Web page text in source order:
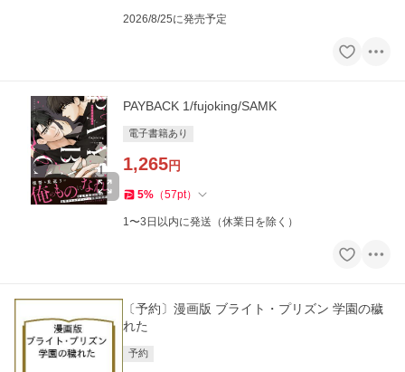
2026/8/25に発売予定
PAYBACK 1/fujoking/SAMK
電子書籍あり
1,265円
5% （57pt）
1〜3日以内に発送（休業日を除く）
〔予約〕漫画版 ブライト・プリズン 学園の穢
れた
予約